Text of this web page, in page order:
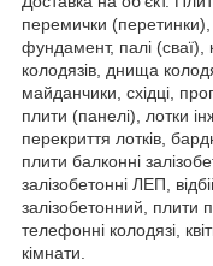
перемички (перетинки),
фундамент, палі (сваї),
колодязів, днища
майданчики, східці,
плити (панелі), лотки
перекриття лотків,
плити балконні
залізобетонні ЛЕП,
залізобетонний, плити
телефонні колодязі,
кімнати.